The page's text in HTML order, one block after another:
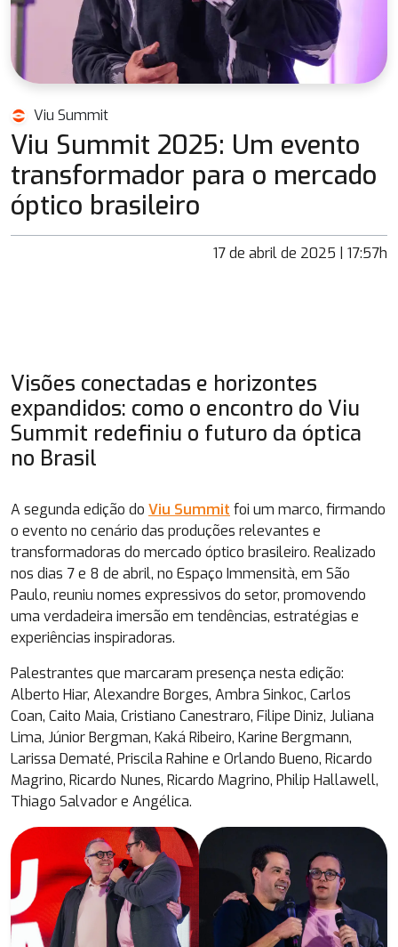
Viu Summit
Viu Summit 2025: Um evento
transformador para o mercado
óptico brasileiro
17 de abril de 2025 | 17:57h
Visões conectadas e horizontes
expandidos: como o encontro do Viu
Summit redefiniu o futuro da óptica
no Brasil
A segunda edição do Viu Summit foi um marco, firmando
o evento no cenário das produções relevantes e
transformadoras do mercado óptico brasileiro. Realizado
nos dias 7 e 8 de abril, no Espaço Immensità, em São
Paulo, reuniu nomes expressivos do setor, promovendo
uma verdadeira imersão em tendências, estratégias e
experiências inspiradoras.
Palestrantes que marcaram presença nesta edição:
Alberto Hiar, Alexandre Borges, Ambra Sinkoc, Carlos
Coan, Caito Maia, Cristiano Canestraro, Filipe Diniz, Juliana
Lima, Júnior Bergman, Kaká Ribeiro, Karine Bergmann,
Larissa Dematé, Priscila Rahine e Orlando Bueno, Ricardo
Magrino, Ricardo Nunes, Ricardo Magrino, Philip Hallawell,
Thiago Salvador e Angélica.